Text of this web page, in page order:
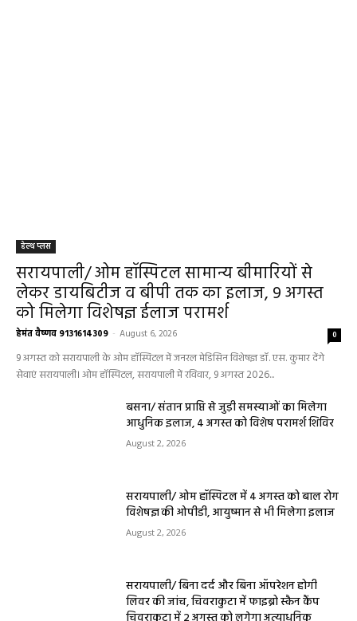
हेल्थ प्लस
सरायपाली/ ओम हॉस्पिटल सामान्य बीमारियों से
लेकर डायबिटीज व बीपी तक का इलाज, 9 अगस्त
को मिलेगा विशेषज्ञ ईलाज परामर्श
हेमंत वैष्णव 9131614309 - August 6, 2026 0
9 अगस्त को सरायपाली के ओम हॉस्पिटल में जनरल मेडिसिन विशेषज्ञ डॉ. एस. कुमार देंगे
सेवाएं सरायपाली। ओम हॉस्पिटल, सरायपाली में रविवार, 9 अगस्त 2026...
बसना/ संतान प्राप्ति से जुड़ी समस्याओं का मिलेगा
आधुनिक इलाज, 4 अगस्त को विशेष परामर्श शिविर
August 2, 2026
सरायपाली/ ओम हॉस्पिटल में 4 अगस्त को बाल रोग
विशेषज्ञ की ओपीडी, आयुष्मान से भी मिलेगा इलाज
August 2, 2026
सरायपाली/ बिना दर्द और बिना ऑपरेशन होगी
लिवर की जांच, चिवराकुटा में फाइब्रो स्कैन कैंप